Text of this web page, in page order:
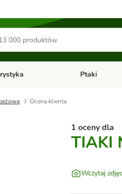
kategorii: Małe zwierzętaOtwórz menu
Ptaki
Ocena klienta
1 oceny dla
TIAKI
Wczytaj